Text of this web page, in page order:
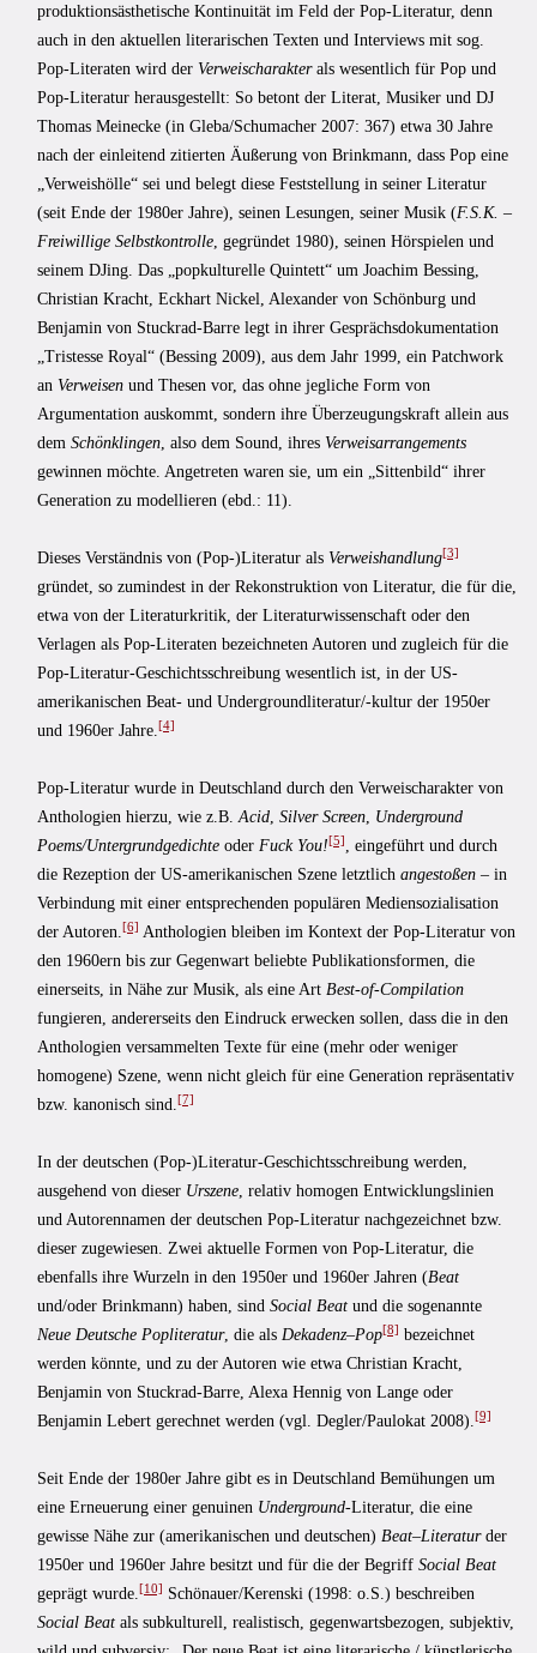
produktionsästhetische Kontinuität im Feld der Pop-Literatur, denn
auch in den aktuellen literarischen Texten und Interviews mit sog.
Pop-Literaten wird der Verweischarakterals wesentlich für Pop und
Pop-Literatur herausgestellt: So betont der Literat, Musiker und DJ
Thomas Meinecke (in Gleba/Schumacher 2007: 367) etwa 30 Jahre
nach der einleitend zitierten Äußerung von Brinkmann, dass Pop eine
„Verweishölle“ sei und belegt diese Feststellung in seiner Literatur
(seit Ende der 1980er Jahre), seinen Lesungen, seiner Musik (F.S.K. –
Freiwillige Selbstkontrolle , gegründet 1980), seinen Hörspielen und
seinem DJing. Das „popkulturelle Quintett“ um Joachim Bessing,
Christian Kracht, Eckhart Nickel, Alexander von Schönburg und
Benjamin von Stuckrad-Barre legt in ihrer Gesprächsdokumentation
„Tristesse Royal“ (Bessing 2009), aus dem Jahr 1999, ein Patchwork
an Verweisen und Thesen vor, das ohne jegliche Form von
Argumentation auskommt, sondern ihre Überzeugungskraft allein aus
dem Schönklingen , also dem Sound, ihres Verweisarrangements
gewinnen möchte. Angetreten waren sie, um ein „Sittenbild“ ihrer
Generation zu modellieren (ebd.: 11).
Dieses Verständnis von (Pop-)Literatur als Verweishandlung[3]
gründet, so zumindest in der Rekonstruktion von Literatur, die für die,
etwa von der Literaturkritik, der Literaturwissenschaft oder den
Verlagen als Pop-Literaten bezeichneten Autoren und zugleich für die
Pop-Literatur-Geschichtsschreibung wesentlich ist, in der US-
amerikanischen Beat- und Undergroundliteratur/-kultur der 1950er
und 1960er Jahre. [4]
Pop-Literatur wurde in Deutschland durch den Verweischarakter von
Anthologien hierzu, wie z.B. Acid Silver Screen Underground
Poems/Untergrundgedichte oder Fuck You![5]
, eingeführt und durch
die Rezeption der US-amerikanischen Szene letztlich angestoßen – in
Verbindung mit einer entsprechenden populären Mediensozialisation
der Autoren. [6] Anthologien bleiben im Kontext der Pop-Literatur von
den 1960ern bis zur Gegenwart beliebte Publikationsformen, die
einerseits, in Nähe zur Musik, als eine Art Best-of-Compilation
fungieren, andererseits den Eindruck erwecken sollen, dass die in den
Anthologien versammelten Texte für eine (mehr oder weniger
homogene) Szene, wenn nicht gleich für eine Generation repräsentativ
bzw. kanonisch sind.
[7]
In der deutschen (Pop-)Literatur-Geschichtsschreibung werden,
ausgehend von dieser Urszene , relativ homogen Entwicklungslinien
und Autorennamen der deutschen Pop-Literatur nachgezeichnet bzw.
dieser zugewiesen. Zwei aktuelle Formen von Pop-Literatur, die
ebenfalls ihre Wurzeln in den 1950er und 1960er Jahren (Beat
und/oder Brinkmann) haben, sind Social Beat und die sogenannte
Neue Deutsche Popliteratur, die als Dekadenz–Pop[8] bezeichnet
werden könnte, und zu der Autoren wie etwa Christian Kracht,
Benjamin von Stuckrad-Barre, Alexa Hennig von Lange oder
Benjamin Lebert gerechnet werden (vgl. Degler/Paulokat 2008). [9]
Seit Ende der 1980er Jahre gibt es in Deutschland Bemühungen um
eine Erneuerung einer genuinen Underground-Literatur, die eine
gewisse Nähe zur (amerikanischen und deutschen) Beat–Literaturder
1950er und 1960er Jahre besitzt und für die der Begriff Social Beat
geprägt wurde. [10]
Schönauer/Kerenski (1998: o.S.) beschreiben
Social Beat als subkulturell, realistisch, gegenwartsbezogen, subjektiv,